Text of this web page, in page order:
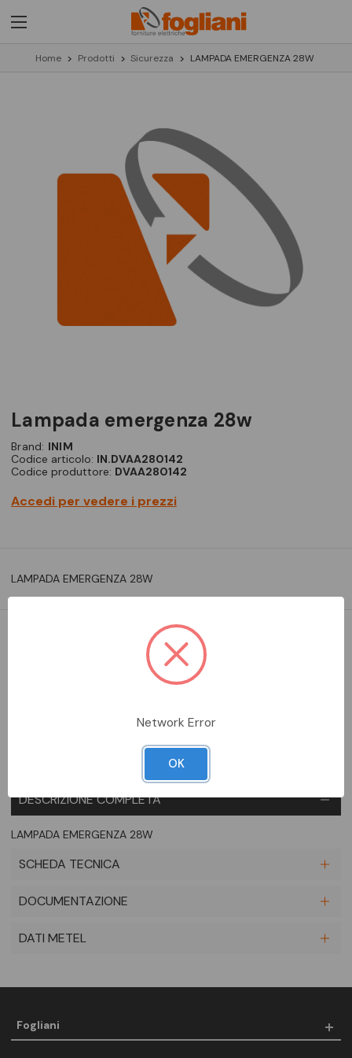
Home Prodotti Sicurezza LAMPADA EMERGENZA 28W
lampada emergenza 28w
Brand: INIM
Codice articolo: IN.DVAA280142
Codice produttore: DVAA280142
Accedi per vedere i prezzi
LAMPADA EMERGENZA 28W
DESCRIZIONE COMPLETA
LAMPADA EMERGENZA 28W
SCHEDA TECNICA
DOCUMENTAZIONE
DATI METEL
Fogliani
Network Error
OK